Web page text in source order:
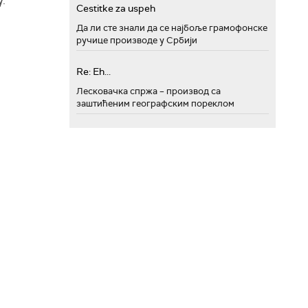
Cestitke za uspeh
Да ли сте знали да се најбоље грамофонске
ручице производе у Србији
Re: Eh...
Лесковачка спржа – производ са
заштићеним географским пореклом